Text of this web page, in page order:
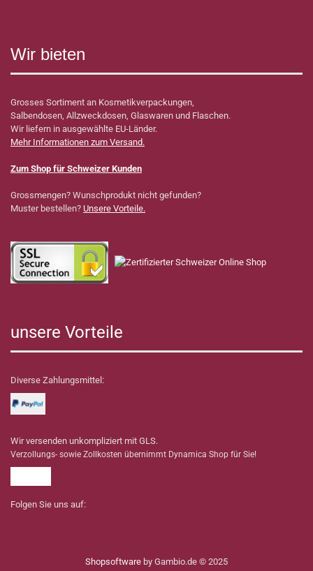
Wir bieten
Grosses Sortiment an Kosmetikverpackungen,
Salbendosen, Allzweckdosen, Glaswaren und Flaschen.
Wir liefern in ausgewählte EU-Länder.
Mehr Informationen zum Versand.
Zum Shop für Schweizer Kunden
Grossmengen? Wunschprodukt nicht gefunden?
Muster bestellen? Unsere Vorteile.
unsere Vorteile
Diverse Zahlungsmittel:
Wir versenden unkompliziert mit GLS.
Verzollungs- sowie Zollkosten übernimmt Dynamica Shop für Sie!
Folgen Sie uns auf:
Shopsoftware by Gambio.de © 2025